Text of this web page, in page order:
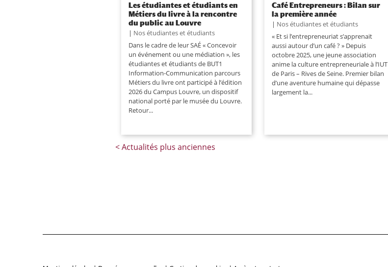
Les étudiantes et étudiants en
Métiers du livre à la rencontre
du public au Louvre
| Nos étudiantes et étudiants
Dans le cadre de leur SAÉ « Concevoir
un événement ou une médiation », les
étudiantes et étudiants de BUT1
Information-Communication parcours
Métiers du livre ont participé à l’édition
2026 du Campus Louvre, un dispositif
national porté par le musée du Louvre.
Retour...
Café Entrepreneurs : Bilan sur
la première année
| Nos étudiantes et étudiants
« Et si l’entrepreneuriat s’apprenait
aussi autour d’un café ? » Depuis
octobre 2025, une jeune association
anime la culture entrepreneuriale à l’IUT
de Paris – Rives de Seine. Premier bilan
d’une aventure humaine qui dépasse
largement la...